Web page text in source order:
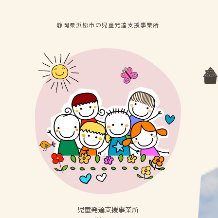
静岡県浜松市の児童発達⽀援事業所
児童発達⽀援事業所